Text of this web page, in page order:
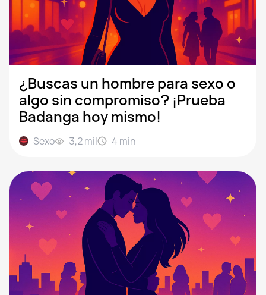
¿Buscas un hombre para sexo o
algo sin compromiso? ¡Prueba
Badanga hoy mismo!
Sexo 3,2 mil 4 min